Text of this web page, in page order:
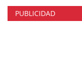
PUBLICIDAD